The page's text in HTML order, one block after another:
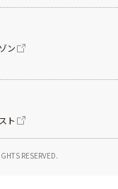
RESERVED.
ン
ト